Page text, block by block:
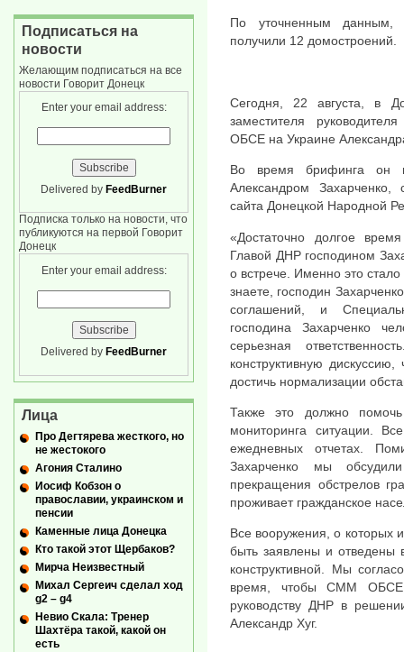
По уточненным данным,
получили 12 домостроений.
Сегодня, 22 августа, в
заместителя
ОБСЕ на Украине
Во время брифинга он
Александром Захарченко,
сайта Донецкой Народной
«Достаточно долгое
Главой ДНР господином
о встрече. Именно это
знаете, господин
соглашений, и
господина Захарченко
серьезная
конструктивную
достичь нормализации
Также это должно
мониторинга ситуации.
ежедневных отчетах.
Захарченко мы
прекращения обстрелов
проживает гражданское
Все вооружения, о которых
быть заявлены и
конструктивной. Мы
время, чтобы СММ ОБСЕ
руководству ДНР в
Александр Хуг.
Подписаться на
новости
Желающим подписаться на все
новости Говорит Донецк
Enter your email address:
Delivered by FeedBurner
Подписка только на новости, что
публикуются на первой Говорит
Донецк
Enter your email address:
Delivered by FeedBurner
Лица
Про Дегтярева жесткого, но
не жестокого
Агония Сталино
Иосиф Кобзон о
православии, украинском и
пенсии
Каменные лица Донецка
Кто такой этот Щербаков?
Мирча Неизвестный
Михал Сергеич сделал ход
g2 – g4
Невио Скала: Тренер
Шахтёра такой, какой он
есть